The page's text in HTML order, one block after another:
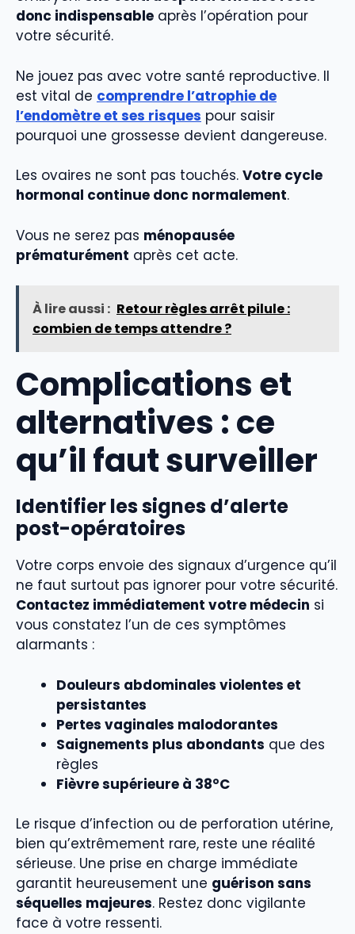
donc indispensable après l’opération pour
votre sécurité.
Ne jouez pas avec votre santé reproductive. Il
est vital de comprendre l’atrophie de
l’endomètre et ses risques pour saisir
pourquoi une grossesse devient dangereuse.
Les ovaires ne sont pas touchés. Votre cycle
hormonal continue donc normalement.
Vous ne serez pas ménopausée
prématurément après cet acte.
À lire aussi : Retour règles arrêt pilule :
combien de temps attendre ?
Complications et
alternatives : ce
qu’il faut surveiller
Identifier les signes d’alerte
post-opératoires
Votre corps envoie des signaux d’urgence qu’il
ne faut surtout pas ignorer pour votre sécurité.
Contactez immédiatement votre médecin si
vous constatez l’un de ces symptômes
alarmants :
Douleurs abdominales violentes et
persistantes
Pertes vaginales malodorantes
Saignements plus abondants que des
règles
Fièvre supérieure à 38°C
Le risque d’infection ou de perforation utérine,
bien qu’extrêmement rare, reste une réalité
sérieuse. Une prise en charge immédiate
garantit heureusement une guérison sans
séquelles majeures. Restez donc vigilante
face à votre ressenti.